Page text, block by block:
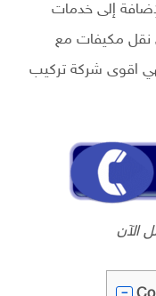
إلى خدمات
نقل مكيفات مع
اقوى شركة تركيب
الآن